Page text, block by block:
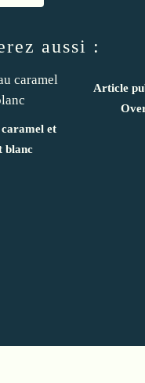
aussi :
caramel et
blanc
Article